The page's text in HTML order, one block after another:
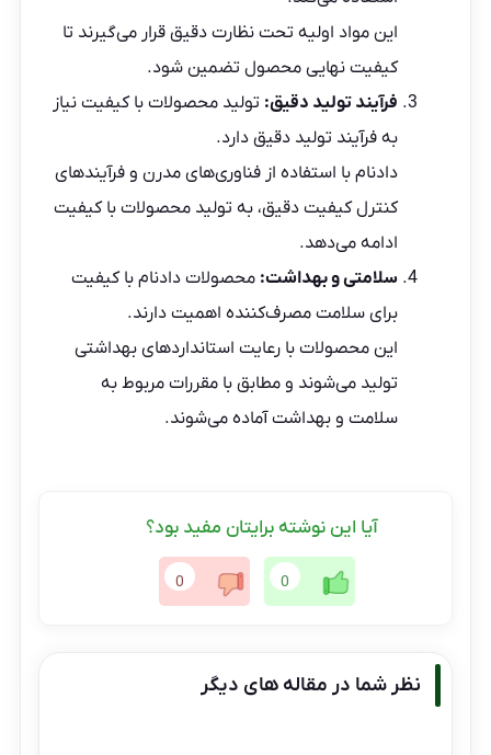
این مواد اولیه تحت نظارت دقیق قرار می‌گیرند تا
کیفیت نهایی محصول تضمین شود.
فرآیند تولید دقیق: تولید محصولات با کیفیت نیاز
به فرآیند تولید دقیق دارد.
دادنام با استفاده از فناوری‌های مدرن و فرآیندهای
کنترل کیفیت دقیق، به تولید محصولات با کیفیت
ادامه می‌دهد.
سلامتی و بهداشت: محصولات دادنام با کیفیت
برای سلامت مصرف‌کننده اهمیت دارند.
این محصولات با رعایت استانداردهای بهداشتی
تولید می‌شوند و مطابق با مقررات مربوط به
سلامت و بهداشت آماده می‌شوند.
آیا این نوشته برایتان مفید بود؟
0
0
نظر شما در مقاله های دیگر